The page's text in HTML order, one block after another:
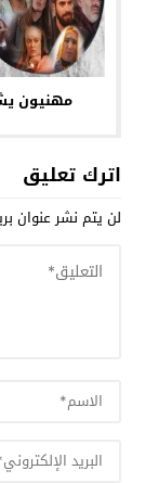
مهنيون
اترك تعليق
لن يتم نشر عنوان